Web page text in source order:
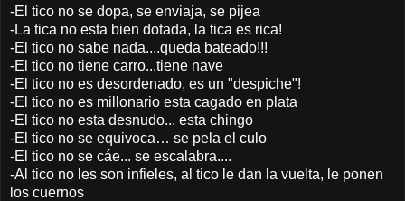
-El tico no se dopa, se enviaja, se pijea
-La tica no esta bien dotada, la tica es rica!
-El tico no sabe nada....queda bateado!!!
-El tico no tiene carro...tiene nave
-El tico no es desordenado, es un "despiche"!
-El tico no es millonario esta cagado en plata
-El tico no esta desnudo... esta chingo
-El tico no se equivoca… se pela el culo
-El tico no se cáe... se escalabra....
-Al tico no les son infieles, al tico le dan la vuelta, le ponen
los cuernos